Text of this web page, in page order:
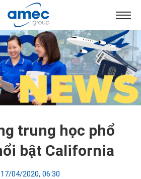
trung học phổ
bật California
04/2020, 06:30